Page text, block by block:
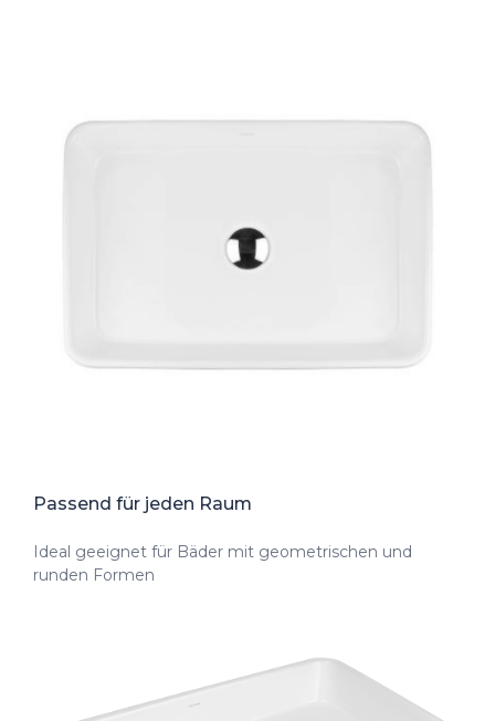
Passend für jeden Raum
Ideal geeignet für Bäder mit geometrischen und
runden Formen